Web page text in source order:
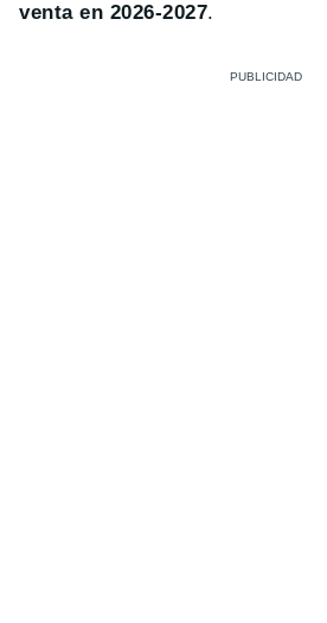
venta en 2026-2027.